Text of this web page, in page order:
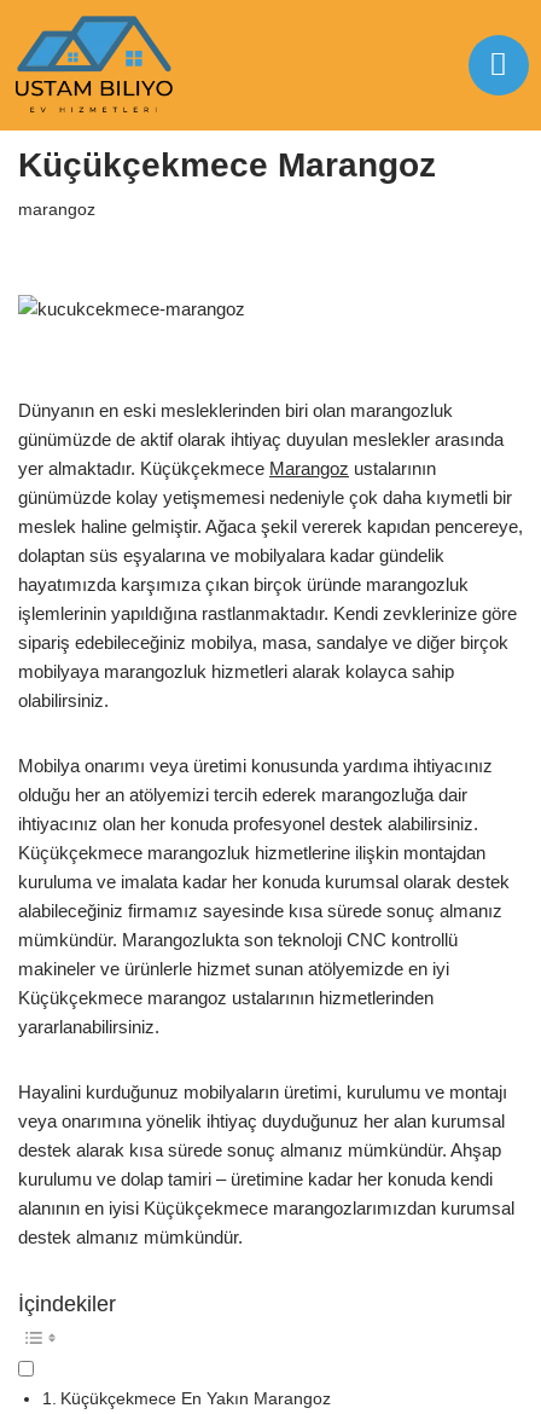
İçeriğe
geç
Anasayfa|marangoz
Küçükçekmece Marangoz
marangoz
Dünyanın en eski mesleklerinden biri olan marangozluk
günümüzde de aktif olarak ihtiyaç duyulan meslekler arasında
yer almaktadır. Küçükçekmece Marangoz ustalarının
günümüzde kolay yetişmemesi nedeniyle çok daha kıymetli bir
meslek haline gelmiştir. Ağaca şekil vererek kapıdan pencereye,
dolaptan süs eşyalarına ve mobilyalara kadar gündelik
hayatımızda karşımıza çıkan birçok üründe marangozluk
işlemlerinin yapıldığına rastlanmaktadır. Kendi zevklerinize göre
sipariş edebileceğiniz mobilya, masa, sandalye ve diğer birçok
mobilyaya marangozluk hizmetleri alarak kolayca sahip
olabilirsiniz.
Mobilya onarımı veya üretimi konusunda yardıma ihtiyacınız
olduğu her an atölyemizi tercih ederek marangozluğa dair
ihtiyacınız olan her konuda profesyonel destek alabilirsiniz.
Küçükçekmece marangozluk hizmetlerine ilişkin montajdan
kuruluma ve imalata kadar her konuda kurumsal olarak destek
alabileceğiniz firmamız sayesinde kısa sürede sonuç almanız
mümkündür. Marangozlukta son teknoloji CNC kontrollü
makineler ve ürünlerle hizmet sunan atölyemizde en iyi
Küçükçekmece marangoz ustalarının hizmetlerinden
yararlanabilirsiniz.
Hayalini kurduğunuz mobilyaların üretimi, kurulumu ve montajı
veya onarımına yönelik ihtiyaç duyduğunuz her alan kurumsal
destek alarak kısa sürede sonuç almanız mümkündür. Ahşap
kurulumu ve dolap tamiri – üretimine kadar her konuda kendi
alanının en iyisi Küçükçekmece marangozlarımızdan kurumsal
destek almanız mümkündür.
İçindekiler
Küçükçekmece En Yakın Marangoz